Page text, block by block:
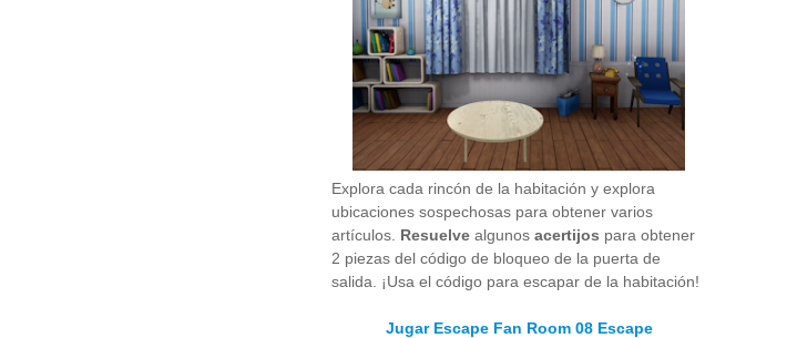
Explora cada rincón de la habitación y explora
ubicaciones sospechosas para obtener varios
artículos. Resuelve algunos acertijos para obtener
2 piezas del código de bloqueo de la puerta de
salida. ¡Usa el código para escapar de la habitación!
Jugar Escape Fan Room 08 Escape